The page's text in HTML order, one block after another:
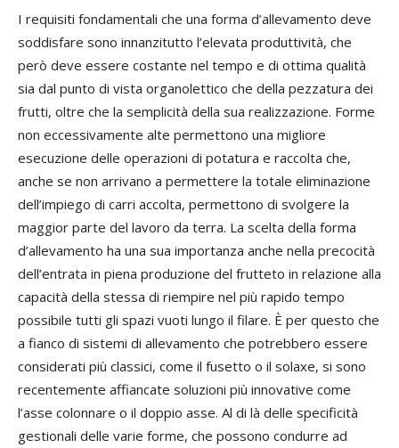
I requisiti fondamentali che una forma d’allevamento deve
soddisfare sono innanzitutto l’elevata produttività, che
però deve essere costante nel tempo e di ottima qualità
sia dal punto di vista organolettico che della pezzatura dei
frutti, oltre che la semplicità della sua realizzazione. Forme
non eccessivamente alte permettono una migliore
esecuzione delle operazioni di potatura e raccolta che,
anche se non arrivano a permettere la totale eliminazione
dell’impiego di carri accolta, permettono di svolgere la
maggior parte del lavoro da terra. La scelta della forma
d’allevamento ha una sua importanza anche nella precocità
dell’entrata in piena produzione del frutteto in relazione alla
capacità della stessa di riempire nel più rapido tempo
possibile tutti gli spazi vuoti lungo il filare. È per questo che
a fianco di sistemi di allevamento che potrebbero essere
considerati più classici, come il fusetto o il solaxe, si sono
recentemente affiancate soluzioni più innovative come
l’asse colonnare o il doppio asse. Al di là delle specificità
gestionali delle varie forme, che possono condurre ad